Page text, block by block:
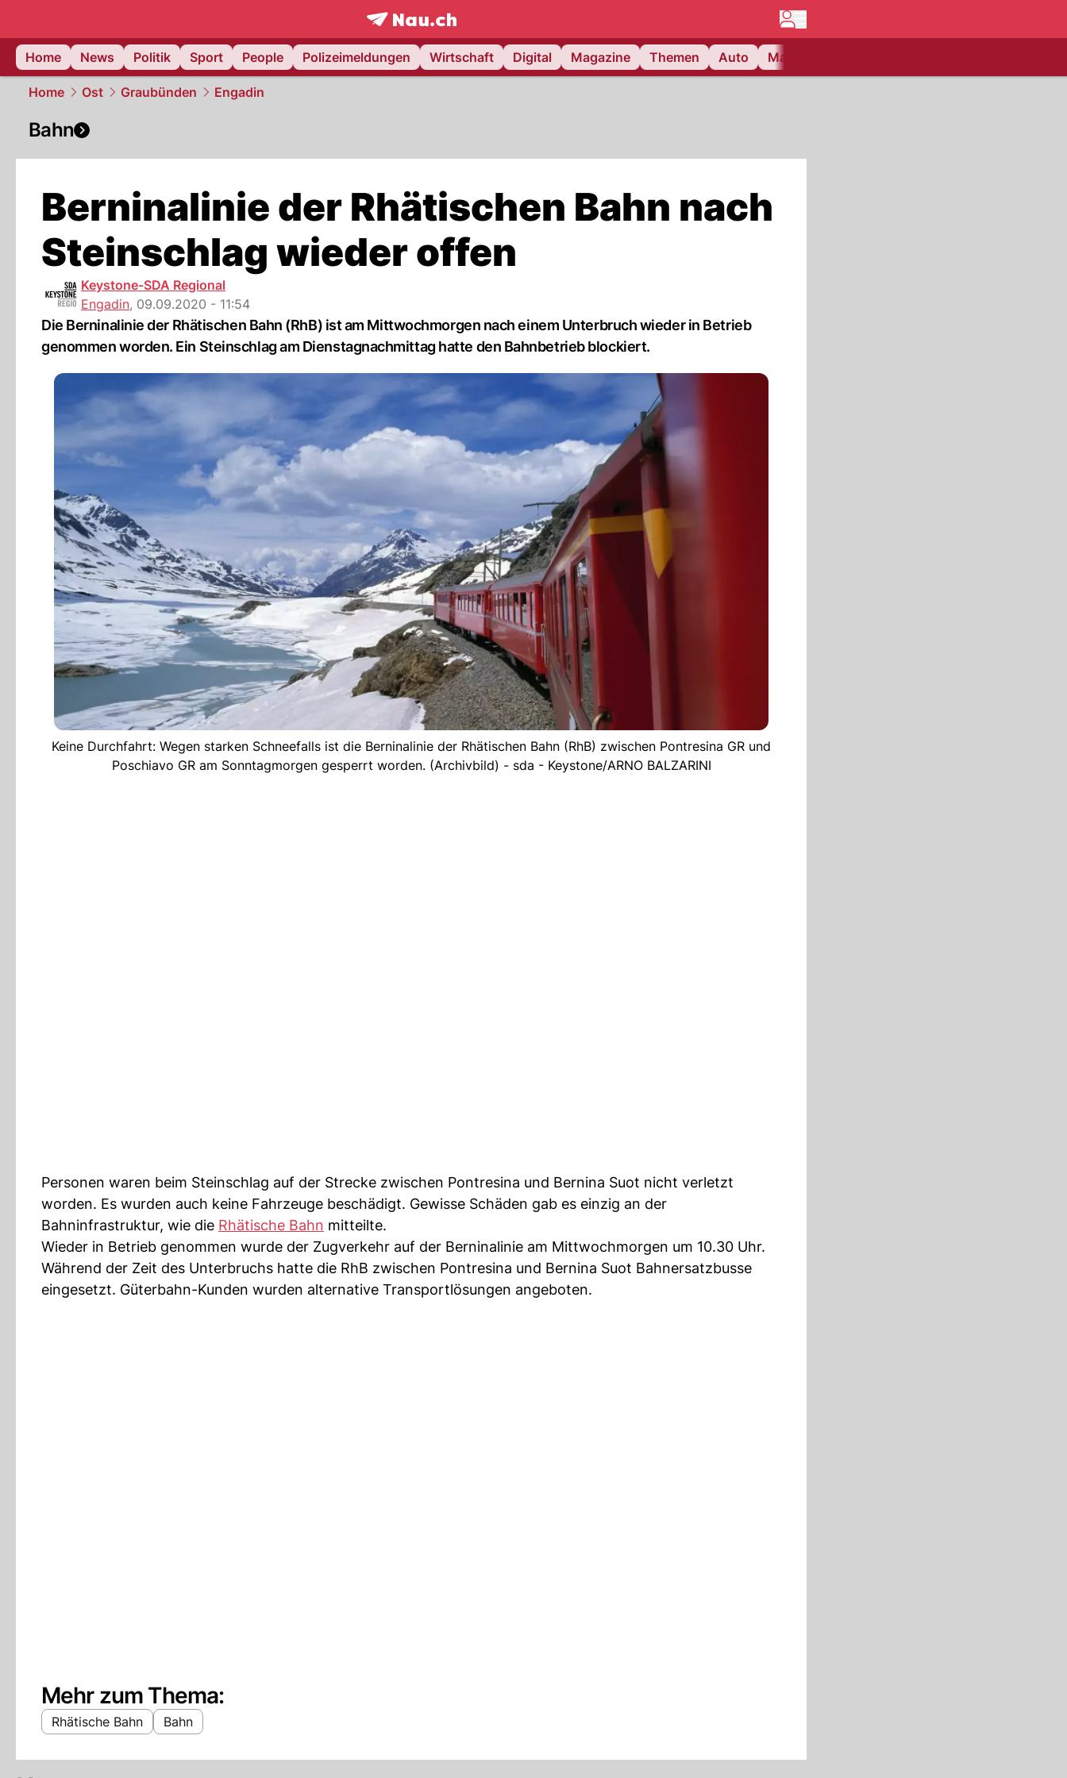
frontpage.NAU.ch
Home
News Politik Sport People Polizeimeldungen Wirtschaft Digital Magazine Themen Auto Matchcenter
Home Ost Graubünden Engadin
Bahn
Berninalinie der Rhätischen Bahn nach
Steinschlag wieder offen
Keystone-SDA Regional
Engadin, 09.09.2020 - 11:54
Die Berninalinie der Rhätischen Bahn (RhB) ist am Mittwochmorgen nach einem Unterbruch wieder in Betrieb
genommen worden. Ein Steinschlag am Dienstagnachmittag hatte den Bahnbetrieb blockiert.
Keine Durchfahrt: Wegen starken Schneefalls ist die Berninalinie der Rhätischen Bahn (RhB) zwischen Pontresina GR und
Poschiavo GR am Sonntagmorgen gesperrt worden. (Archivbild) - sda - Keystone/ARNO BALZARINI
Personen waren beim Steinschlag auf der Strecke zwischen Pontresina und Bernina Suot nicht verletzt
worden. Es wurden auch keine Fahrzeuge beschädigt. Gewisse Schäden gab es einzig an der
Bahninfrastruktur, wie die Rhätische Bahn mitteilte.
Wieder in Betrieb genommen wurde der Zugverkehr auf der Berninalinie am Mittwochmorgen um 10.30 Uhr.
Während der Zeit des Unterbruchs hatte die RhB zwischen Pontresina und Bernina Suot Bahnersatzbusse
eingesetzt. Güterbahn-Kunden wurden alternative Transportlösungen angeboten.
Mehr zum Thema:
Rhätische Bahn Bahn